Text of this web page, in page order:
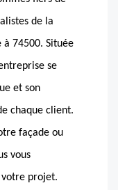
de la
74500. Située
se
et son
chaque client.
façade ou
vous
votre projet.